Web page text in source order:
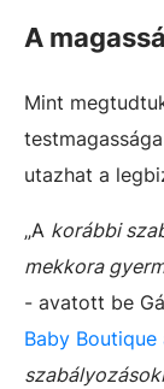
A
Mint
utazhat a
„A korábbi
mekkora
- avatott be
Baby Boutique